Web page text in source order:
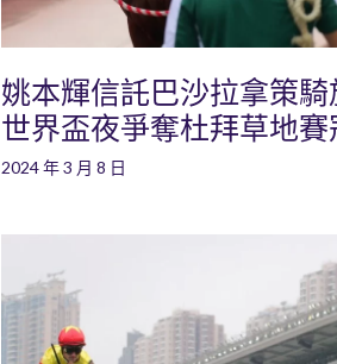
姚本輝信託巴沙拉拿策
世界盃夜爭奪杜拜草地賽
2024 年 3 月 8 日